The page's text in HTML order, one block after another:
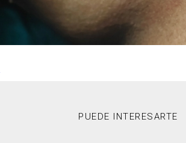
PUEDE INTERESARTE